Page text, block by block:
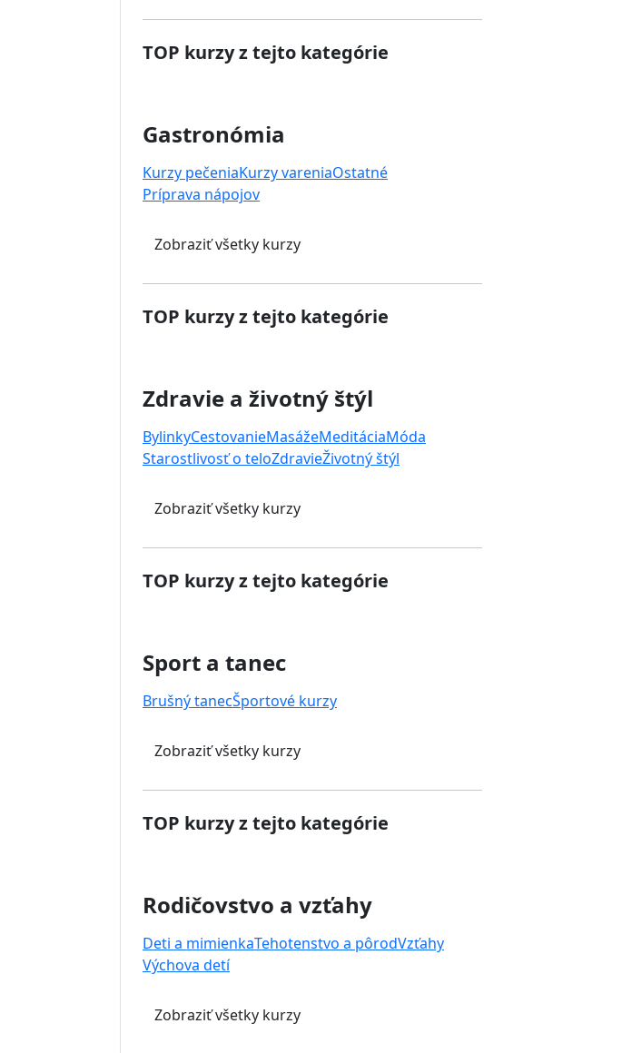
TOP kurzy z tejto kategórie
Gastronómia
Kurzy pečeniaKurzy vareniaOstatné
Príprava nápojov
Zobraziť všetky kurzy
TOP kurzy z tejto kategórie
Zdravie a životný štýl
BylinkyCestovanieMasážeMeditáciaMóda
Starostlivosť o teloZdravieŽivotný štýl
Zobraziť všetky kurzy
TOP kurzy z tejto kategórie
Sport a tanec
Brušný tanecŠportové kurzy
Zobraziť všetky kurzy
TOP kurzy z tejto kategórie
Rodičovstvo a vzťahy
Deti a mimienkaTehotenstvo a pôrodVzťahy
Výchova detí
Zobraziť všetky kurzy